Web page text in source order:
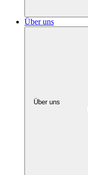
Über uns
Über uns